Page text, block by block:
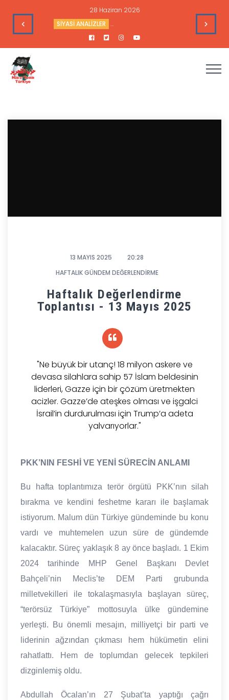
28 Haziran 2026
Çıkarlarına Hizmet Ediyor
SİYASİ ANALİZLER Sudan’daki Durum ve Amerika’nın
13 MAYIS 2025
20:28
HAFTALIK GÜNDEM DEĞERLENDİRME
Haftalık Değerlendirme
Toplantısı - 13 Mayıs 2025
"Ne büyük bir utanç! 18 milyon askere ve
devasa silahlara sahip 57 İslam beldesinin
liderleri, Gazze için bir çözüm üretmekten
acizler. Gazze’de ateşkes olması ve işgalci
İsrail’in durdurulması için Trump’a adeta
yalvarıyorlar."
PKK’NIN FESHİ VE YENİ SÜRECİN ANLAMI
Bu hafta toplantımıza terör örgütü PKK’nın silah
bırakma ve kendini feshetme kararı ile başlamak
istiyorum. Malum dün Türkiye gündeminde bu konu
vardı ve muhtemelen uzun süre de gündemde
kalacaktır. Süreç yaklaşık 8 ay önce başladı. 1 Ekim
2024 tarihinde MHP Genel Başkanı Devlet
Bahçeli’nin Meclis’te DEM Parti grubunda
milletvekilleri ile tokalaşmasıyla başlayan süreç,
“terörsüz Türkiye” mottosuyla ülke gündemine
yerleşti. Bu önemli mesajın, milliyetçi bir parti ve
liderinin ağzından çıkması hem hükümetin elini
rahatlattı. Hem de toplumdan gelecek tepkileri
dizginlemiş oldu.
Abdullah Öcalan’ın 27 Şubat’ta yaptığı çağrı